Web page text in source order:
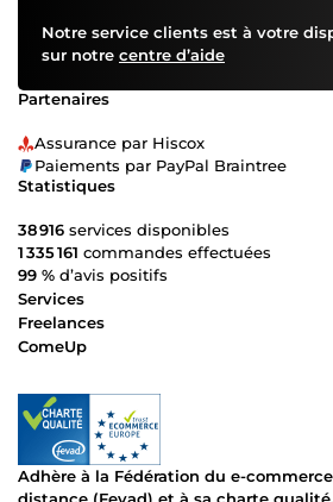
Notre service clients est à votre
sur notre centre d’aide
Partenaires
Assurance par Hiscox
Paiements par PayPal Braintree
Statistiques
38 916 services disponibles
1 335 161 commandes effectuées
99 % d’avis positifs
Services
Freelances
ComeUp
Adhère à la Fédération du e-